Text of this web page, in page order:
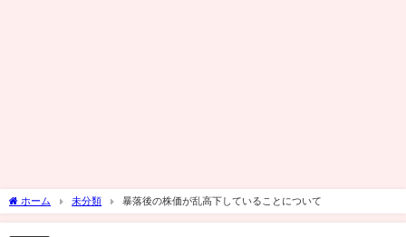
ホーム 未分類 暴落後の株価が乱高下していることについて